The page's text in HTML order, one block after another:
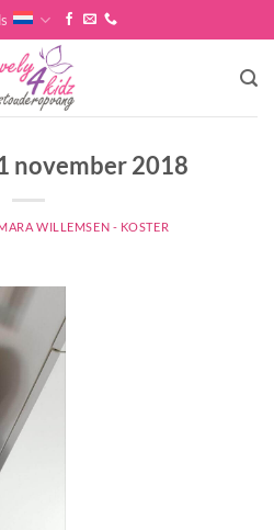
november 2018
WILLEMSEN - KOSTER